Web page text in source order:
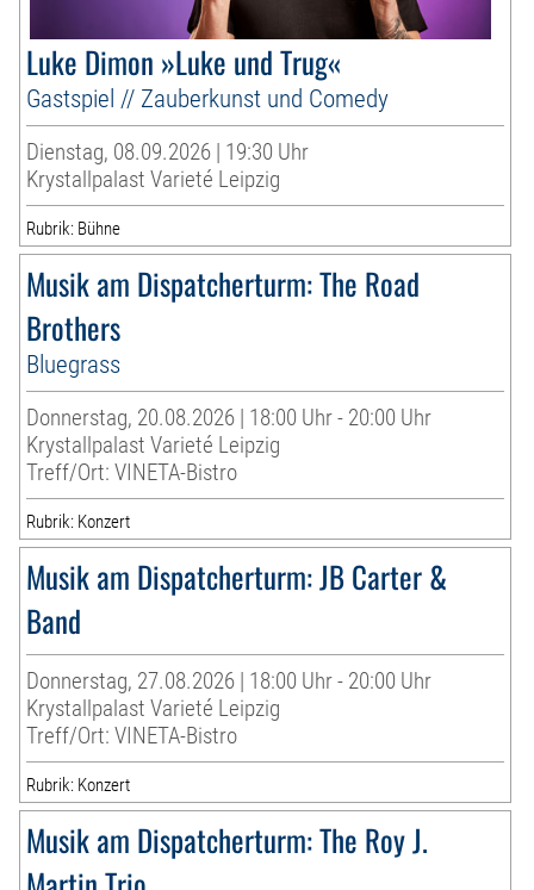
Luke Dimon »Luke und Trug«
Gastspiel // Zauberkunst und Comedy
Dienstag, 08.09.2026 | 19:30 Uhr
Krystallpalast Varieté Leipzig
Rubrik: Bühne
Musik am Dispatcherturm: The Road
Brothers
Bluegrass
Donnerstag, 20.08.2026 | 18:00 Uhr - 20:00 Uhr
Krystallpalast Varieté Leipzig
Treff/Ort: VINETA-Bistro
Rubrik: Konzert
Musik am Dispatcherturm: JB Carter &
Band
Donnerstag, 27.08.2026 | 18:00 Uhr - 20:00 Uhr
Krystallpalast Varieté Leipzig
Treff/Ort: VINETA-Bistro
Rubrik: Konzert
Musik am Dispatcherturm: The Roy J.